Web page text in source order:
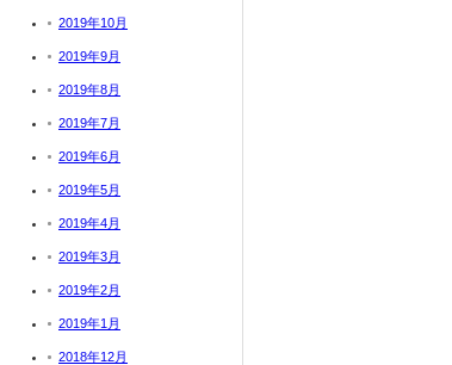
2019年10月
2019年9月
2019年8月
2019年7月
2019年6月
2019年5月
2019年4月
2019年3月
2019年2月
2019年1月
2018年12月